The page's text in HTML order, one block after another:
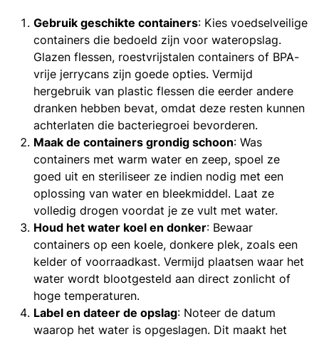
Gebruik geschikte containers: Kies voedselveilige
containers die bedoeld zijn voor wateropslag.
Glazen flessen, roestvrijstalen containers of BPA-
vrije jerrycans zijn goede opties. Vermijd
hergebruik van plastic flessen die eerder andere
dranken hebben bevat, omdat deze resten kunnen
achterlaten die bacteriegroei bevorderen.
Maak de containers grondig schoon: Was
containers met warm water en zeep, spoel ze
goed uit en steriliseer ze indien nodig met een
oplossing van water en bleekmiddel. Laat ze
volledig drogen voordat je ze vult met water.
Houd het water koel en donker: Bewaar
containers op een koele, donkere plek, zoals een
kelder of voorraadkast. Vermijd plaatsen waar het
water wordt blootgesteld aan direct zonlicht of
hoge temperaturen.
Label en dateer de opslag: Noteer de datum
waarop het water is opgeslagen. Dit maakt het